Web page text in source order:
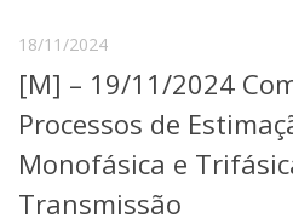
Pesquisa e Inovação
Linhas de Pesquisa
Centros, Núcleos e Projetos
Pós-doutorado
Iniciação Científica
Transferência de Tecnologia
Empresas Juniores
18/11/2024
[M] – 19/11/2024
Processos de
Monofásica e
Transmissão